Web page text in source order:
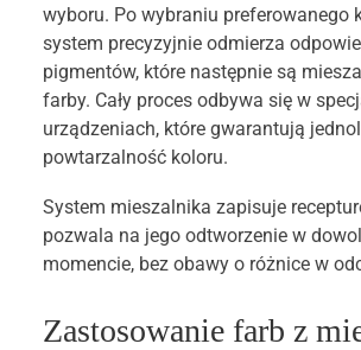
wyboru. Po wybraniu preferowanego
system precyzyjnie odmierza
pigmentów, które następnie są
farby. Cały proces odbywa się w
urządzeniach, które gwarantują
powtarzalność koloru.
System mieszalnika zapisuje
pozwala na jego odtworzenie w
momencie, bez obawy o różnice w
Zastosowanie farb z